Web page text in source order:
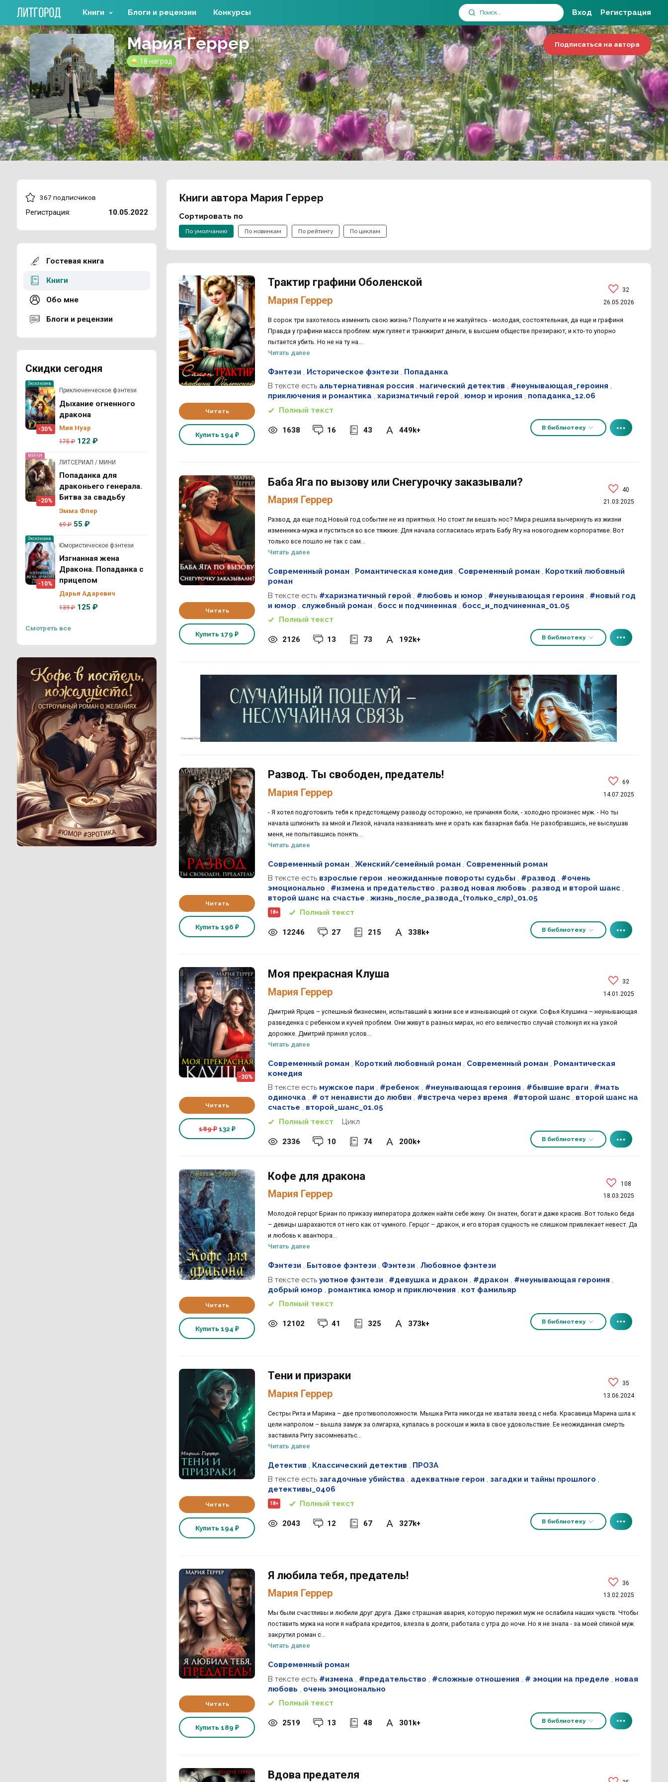
Подписаться на автора
Мария Геррер
18 наград
367 подписчиков
10.05.2022
Регистрация:
Гостевая книга
Книги
Обо мне
Блоги и рецензии
Скидки сегодня
Эксклюзив
-30%
Приключенческое фэнтези
Дыхание огненного
дракона
Мия Нуар
175 ₽ 122 ₽
МИНИ
-20%
ЛИТСЕРИАЛ / МИНИ
Попаданка для
драконьего генерала.
Битва за свадьбу
Эмма Флер
69 ₽ 55 ₽
Эксклюзив
-10%
Юмористическое фэнтези
Изгнанная жена
Дракона. Попаданка с
прицепом
Дарья Адаревич
139 ₽ 125 ₽
Смотреть все
Реклама 16+ АО «ЛитГород»
Книги автора Мария Геррер
Сортировать по
По умолчанию По новинкам По рейтингу По циклам
Читать
Купить 194 ₽
Трактир графини Оболенской
Мария Геррер
32
26.05.2026
В сорок три захотелось изменить свою жизнь? Получите и не жалуйтесь - молодая, состоятельная, да еще и графиня.
Правда у графини масса проблем: муж гуляет и транжирит деньги, в высшем обществе презирают, и кто-то упорно
пытается убить. Но не на ту на...
Читать далее
Фэнтези , Историческое фэнтези , Попаданка
В тексте есть альтернативная россия , магический детектив , #неунывающая_героиня ,
приключения и романтика , харизматичый герой , юмор и ирония , попаданка_12.06
Полный текст
1638 16 43 449k+ В библиотеку
Читать
Купить179 ₽
Баба Яга по вызову или Снегурочку заказывали?
Мария Геррер
40
21.03.2025
Развод, да еще под Новый год событие не из приятных. Но стоит ли вешать нос? Мира решила вычеркнуть из жизни
изменника-мужа и пуститься во все тяжкие. Для начала согласилась играть Бабу Ягу на новогоднем корпоративе. Вот
только все пошло не так с сам...
Читать далее
Современный роман , Романтическая комедия , Современный роман , Короткий любовный
роман
В тексте есть #харизматичный герой #любовь и юмор #неунывающая героиня
#новый год
и юмор
служебный роман босс и подчиненная
босс_и_подчиненная_01.05
Полный текст
2126 13 73 192k+ В библиотеку
Реклама 16+ АО «ЛитГород»
Читать
Купить 196 ₽
Развод. Ты свободен, предатель!
Мария Геррер
69
14.07.2025
- Я хотел подготовить тебя к предстоящему разводу осторожно, не причиняя боли, - холодно произнес муж. - Но ты
начала шпионить за мной и Лизой, начала названивать мне и орать как базарная баба. Не разобравшись, не выслушав
меня, не попытавшись понять...
Читать далее
Современный роман Женский/семейный роман
Современный роман
В тексте есть взрослые герои , неожиданные повороты судьбы , #развод , #очень
эмоционально , #измена и предательство , развод новая любовь , развод и второй шанс,
второй шанс на счастье , жизнь_после_развода_(только_слр)_01.05
18+ Полный текст
12246 27 215 338k+ В библиотеку
-30%
Читать
189 ₽132 ₽
Моя прекрасная Клуша
Мария Геррер
32
14.01.2025
Дмитрий Ярцев – успешный бизнесмен, испытавший в жизни все и изнывающий от скуки. Софья Клушина – неунывающая
разведенка с ребенком и кучей проблем. Они живут в разных мирах, но его величество случай столкнул их на узкой
дорожке. Дмитрий принял услов...
Читать далее
Современный роман , Короткий любовный роман , Современный роман , Романтическая
комедия
В тексте есть мужское пари , #ребенок , #неунывающая героиня , #бывшие враги , #мать
одиночка , # от ненависти до любви , #встреча через время , #второй шанс, второй шанс на
счастье , второй_шанс_01.05
Полный текст
Цикл
2336 10 74 200k+ В библиотеку
Читать
Купить 194 ₽
Кофе для дракона
Мария Геррер
108
18.03.2025
Молодой герцог Бриан по приказу императора должен найти себе жену. Он знатен, богат и даже красив. Вот только беда
– девицы шарахаются от него как от чумного. Герцог – дракон, и его вторая сущность не слишком привлекает невест. Да
и любовь к авантюра...
Читать далее
Фэнтези , Бытовое фэнтези , Фэнтези , Любовное фэнтези
В тексте есть уютное фэнтези , #девушка и дракон , #дракон , #неунывающая героиня ,
добрый юмор , романтика юмор и приключения , кот фамильяр
Полный текст
12102 41 325 373k+ В библиотеку
Читать
Купить 194 ₽
Тени и призраки
Мария Геррер
35
13.06.2024
Сестры Рита и Марина – две противоположности. Мышка Рита никогда не хватала звезд с неба. Красавица Марина шла к
цели напролом – вышла замуж за олигарха, купалась в роскоши и жила в свое удовольствие. Ее неожиданная смерть
заставила Риту засомневатьс...
Читать далее
Детектив , Классический детектив , ПРОЗА
В тексте есть загадочные убийства , адекватные герои , загадки и тайны прошлого ,
детективы_0406
18+ Полный текст
2043 12 67 327k+ В библиотеку
Читать
Купить 189 ₽
Я любила тебя, предатель!
Мария Геррер
36
13.02.2025
Мы были счастливы и любили друг друга. Даже страшная авария, которую пережил муж не ослабила наших чувств. Чтобы
поставить мужа на ноги я набрала кредитов, влезла в долги, работала с утра до ночи. Но я не знала - за моей спиной муж
закрутил роман с...
Читать далее
Современный роман
В тексте есть #измена , #предательство , #сложные отношения , # эмоции на пределе , новая
любовь , очень эмоционально
Полный текст
2519 13 48 301k+ В библиотеку
Вдова предателя
Книги Блоги и рецензии Конкурсы Вход Регистрация